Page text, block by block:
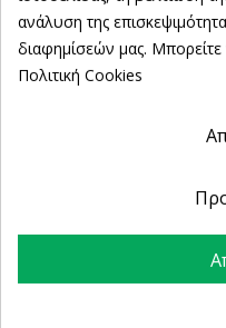
εντός 14 ημερών
Άμεση Παραλαβή
από 2 Φυσικά
Συνιστάται για
ανάλυση της
διαφημίσεών μας.
Πολιτική Cookies